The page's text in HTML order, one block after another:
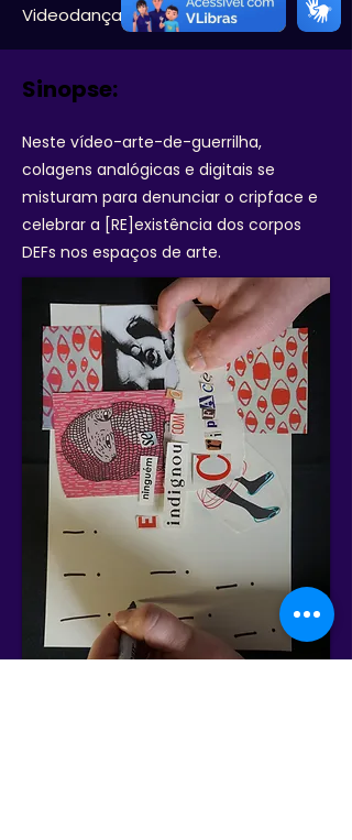
Videodança & Videoarte
Sinopse:
Neste vídeo-arte-de-guerrilha,
colagens analógicas e digitais se
misturam para denunciar o cripface e
celebrar a [RE]existência dos corpos
DEFs nos espaços de arte.